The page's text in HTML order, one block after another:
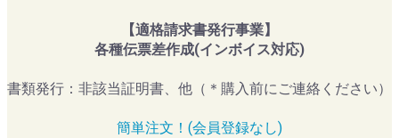
【適格請求書発行事業】
各種伝票差作成(インボイス対応)
書類発行：非該当証明書、他（＊購入前にご連絡ください）
簡単注文！(会員登録なし)